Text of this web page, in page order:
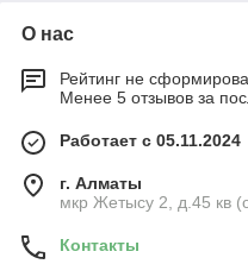
О нас
Рейтинг не
Менее 5 отзывов за
Работает с 05.11.2024
г. Алматы
мкр Жетысу 2, д.45 кв
Контакты